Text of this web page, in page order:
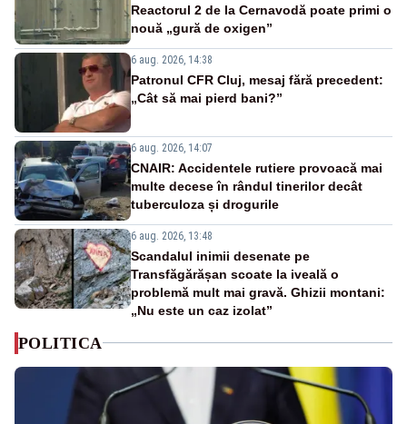
Reactorul 2 de la Cernavodă poate primi o
nouă „gură de oxigen”
6 aug. 2026, 14:38
Patronul CFR Cluj, mesaj fără precedent:
„Cât să mai pierd bani?”
6 aug. 2026, 14:07
CNAIR: Accidentele rutiere provoacă mai
multe decese în rândul tinerilor decât
tuberculoza și drogurile
6 aug. 2026, 13:48
Scandalul inimii desenate pe
Transfăgărășan scoate la iveală o
problemă mult mai gravă. Ghizii montani:
„Nu este un caz izolat”
POLITICA